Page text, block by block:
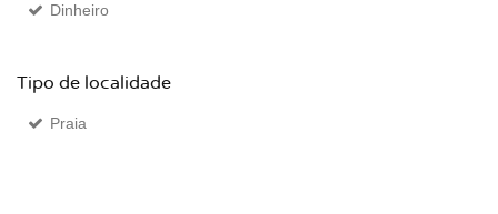
Dinheiro
Tipo de localidade
Praia